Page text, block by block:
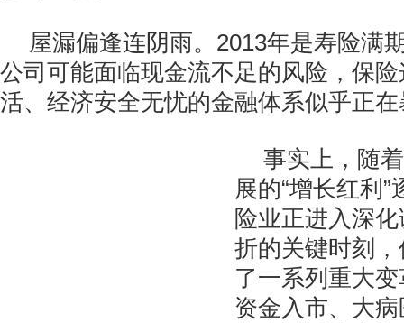
屋漏偏逢连阴雨。2013年是寿险满
公司可能面临现金流不足的风险，保
活、经济安全无忧的金融体系似乎正
事实上，随
展的“增长红利
险业正进入深
折的关键时刻
了一系列重大
资金入市、大